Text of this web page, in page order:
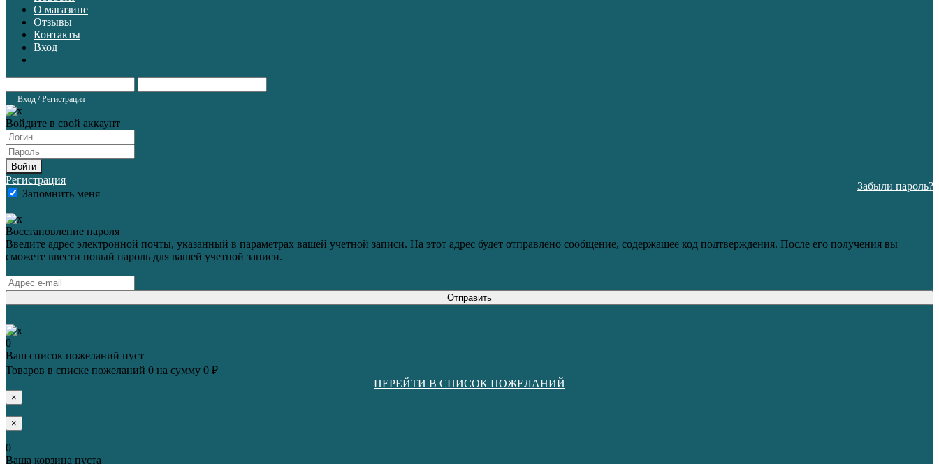
О магазине
Отзывы
Контакты
Вход
Вход / Регистрация
Войдите в свой аккаунт
Войти
Регистрация
Запомнить меня
Забыли пароль?
Восстановление пароля
Введите адрес электронной почты, указанный в параметрах вашей учетной записи. На этот адрес будет отправлено сообщение, содержащее код подтверждения. После его получения вы
сможете ввести новый пароль для вашей учетной записи.
Отправить
0
Ваш список пожеланий пуст
Товаров в списке пожеланий 0 на сумму 0 ₽
ПЕРЕЙТИ В СПИСОК ПОЖЕЛАНИЙ
×
×
0
Ваша корзина пуста